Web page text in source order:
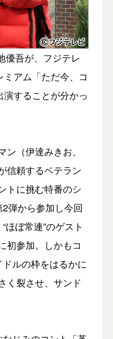
吾が、フジテレ
アム「ただ今、コ
することが分かっ
（伊達みきお、
信頼するベテラン
トに挑む特番のシ
弾から参加し今回
ぼ常連”のゲスト
初参加。しかもコ
ルの枠をはるかに
く裂させ、サンド